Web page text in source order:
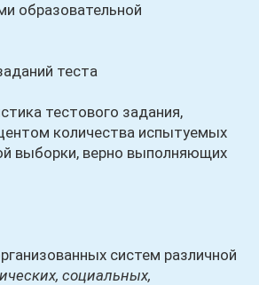
теста
тестового задания,
количества испытуемых
выборки, верно выполняющих
систем различной
социальных,